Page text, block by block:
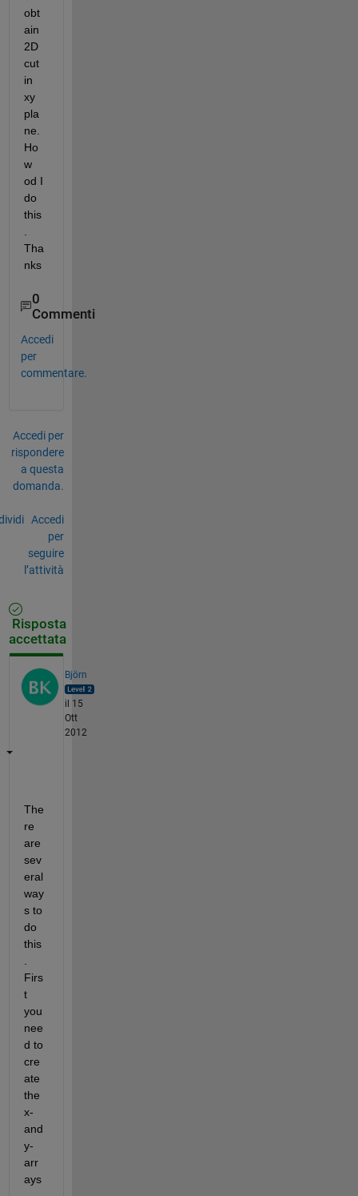
obt
ain
2D
cut
in
xy
pla
ne.
Ho
w
od I
do
this
Tha
nks
0
Commenti
Accedi
per
commentare.
Accedi per
rispondere
a questa
domanda.
Accedi
per
seguire
l’attività
Risposta
accettata
Björn
il 15
Ott
2012
The
re
are
sev
eral
way
s to
do
this
Firs
t
you
nee
d to
cre
ate
the
x-
and
y-
arr
ays